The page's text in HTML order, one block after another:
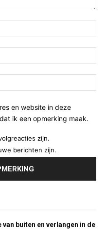
en website in deze
ik een opmerking maak.
zijn.
berichten zijn.
van buiten en verlangen in de